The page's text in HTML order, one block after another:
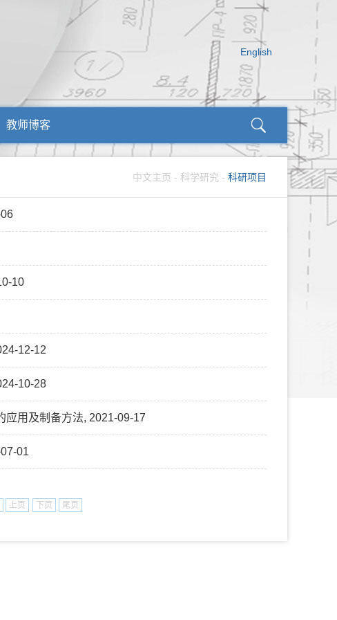
English
教师博客
中文主页 - 科学研究 - 科研项目
10
12-12
10-28
应用及制备方法, 2021-09-17
01
上页 下页 尾页